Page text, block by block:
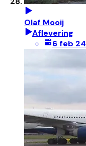
Olaf Mooij
Aflevering
6 feb 24